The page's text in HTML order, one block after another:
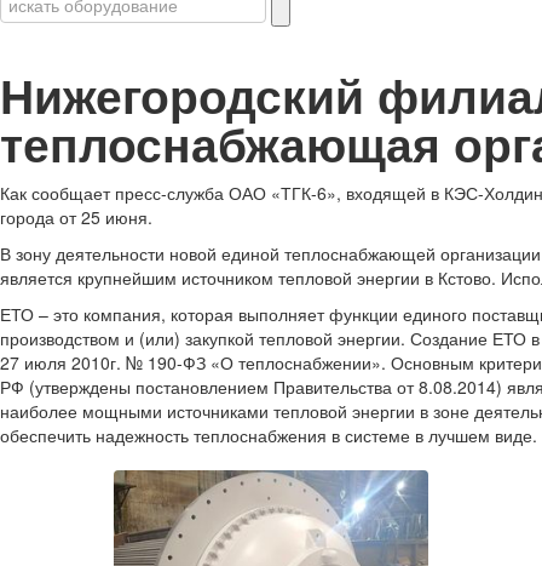
Нижегородский
теплоснабжающая
Как сообщает пресс-служба ОАО «ТГК-6», входящей в КЭС-
города от 25 июня.
В зону деятельности новой единой теплоснабжающей
является крупнейшим источником тепловой энергии в Кстово.
ЕТО – это компания, которая выполняет функции единого
производством и (или) закупкой тепловой энергии. Создание
27 июля 2010г. № 190-ФЗ «О теплоснабжении». Основным
РФ (утверждены постановлением Правительства от 8.08.2014)
наиболее мощными источниками тепловой энергии в зоне
обеспечить надежность теплоснабжения в системе в лучшем виде.